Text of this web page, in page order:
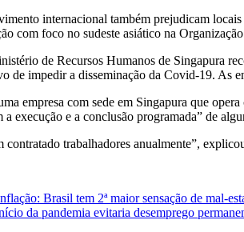
internacional também prejudicam
com foco no sudeste asiático na
de Recursos Humanos de Singapura
de impedir a disseminação da Covid-19. As
empresa com sede em Singapura que
a execução e a conclusão programada” de
contratado trabalhadores anualmente”,
Brasil tem 2ª maior sensação de mal-
da pandemia evitaria desemprego